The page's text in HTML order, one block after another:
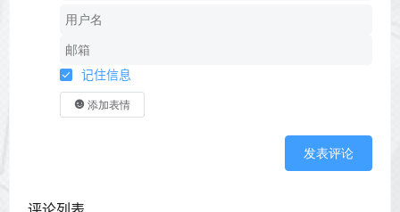
记住信息
添加表情
发表评论